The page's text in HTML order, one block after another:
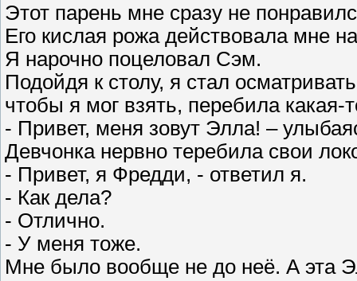
Этот парень мне сразу не
Его кислая рожа действовала мне
Я нарочно поцеловал Сэм.
Подойдя к столу, я стал
чтобы я мог взять, перебила какая-
- Привет, меня зовут Элла! –
Девчонка нервно теребила свои
- Привет, я Фредди, - ответил я.
- Как дела?
- Отлично.
- У меня тоже.
Мне было вообще не до неё. А эта